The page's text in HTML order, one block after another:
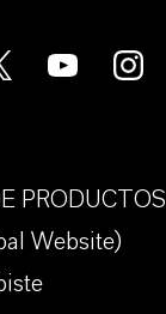
PRODUCTOS
Website)